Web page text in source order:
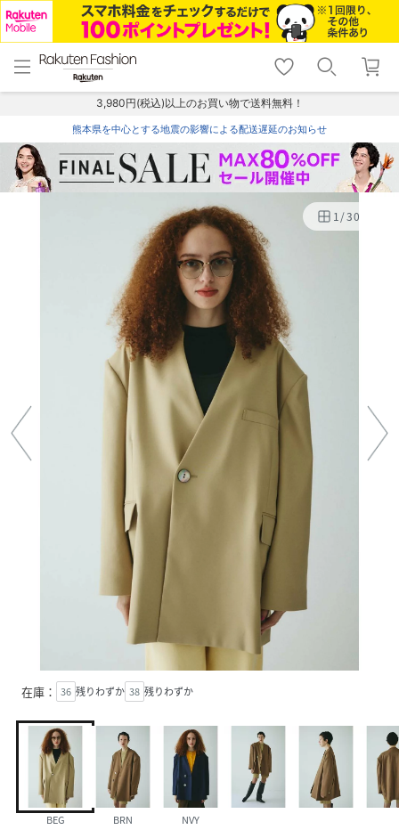
menu home
トップ
shopping_cart lock_outline
ログイン
3,980円(税込)以上のお買い物で送料無料！
熊本県を中心とする地震の影響による配送遅延のお知らせ
1/30
在庫： 36 残りわずか 38 残りわずか
BEG BRN NVY